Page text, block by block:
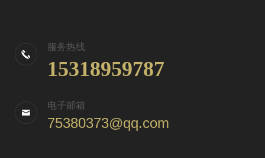
服务热线
15318959787
电子邮箱
75380373@qq.com